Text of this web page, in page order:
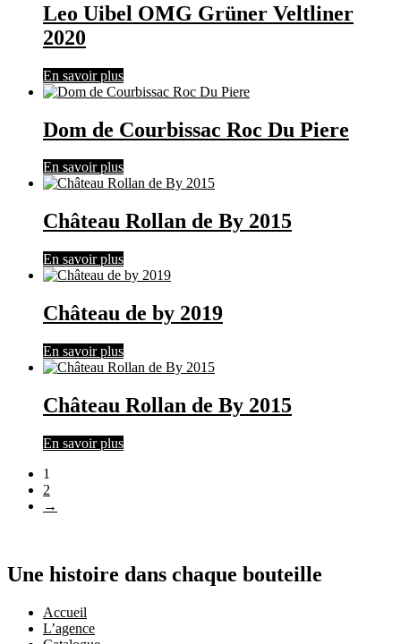
Leo Uibel OMG Grüner Veltliner
2020
En savoir plus
Dom de Courbissac Roc Du Piere
En savoir plus
Château Rollan de By 2015
En savoir plus
Château de by 2019
En savoir plus
Château Rollan de By 2015
En savoir plus
1
2
→
Une histoire dans chaque bouteille
Accueil
L’agence